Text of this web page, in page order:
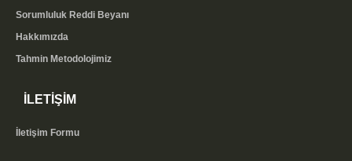
Sorumluluk Reddi Beyanı
Hakkımızda
Tahmin Metodolojimiz
İLETİŞİM
İletişim Formu